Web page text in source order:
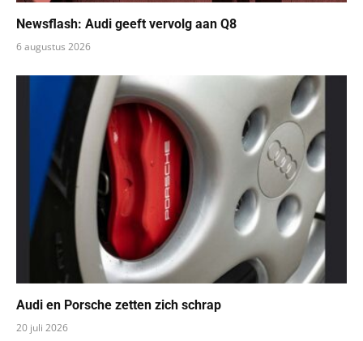
Newsflash: Audi geeft vervolg aan Q8
6 augustus 2026
Audi en Porsche zetten zich schrap
20 juli 2026